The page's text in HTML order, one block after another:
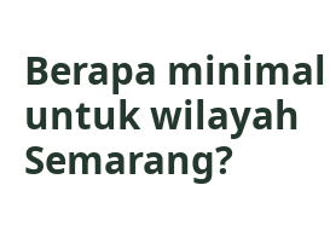
Berapa
untuk wilayah
Semarang?